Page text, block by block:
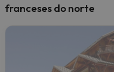
franceses do norte